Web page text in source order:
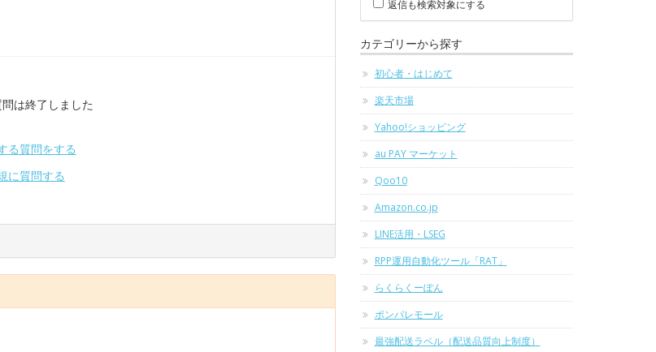
は終了しました
る質問をする
に質問する
返信も検索対象にする
カテゴリーから探す
初心者・はじめて
楽天市場
Yahoo!ショッピング
au PAY マーケット
Qoo10
Amazon.co.jp
LINE活用・LSEG
RPP運用自動化ツール「RAT」
らくらくーぽん
ポンパレモール
最強配送ラベル（配送品質向上制度）